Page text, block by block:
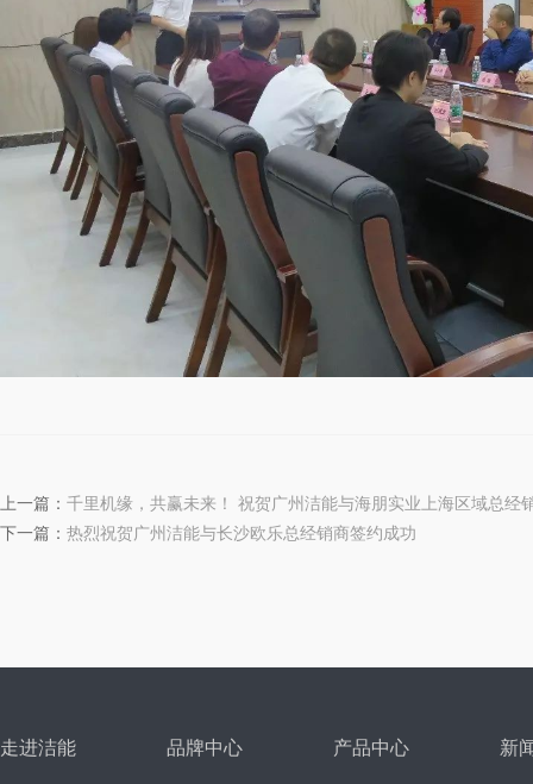
上一篇： 千里机缘，共赢未来！ 祝贺广州洁能与海朋实业上海区域总经
下一篇： 热烈祝贺广州洁能与长沙欧乐总经销商签约成功
走进洁能 品牌中心 产品中心 新